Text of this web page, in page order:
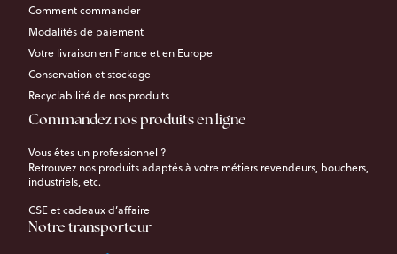
Comment commander
Modalités de paiement
Votre livraison en France et en Europe
Conservation et stockage
Recyclabilité de nos produits
Commandez nos produits en ligne
Vous êtes un professionnel ?
Retrouvez nos produits adaptés à votre métiers revendeurs, bouchers,
industriels, etc.
CSE et cadeaux d’affaire
Notre transporteur